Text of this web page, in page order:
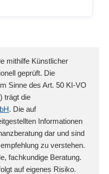
mithilfe Künstlicher
geprüft. Die
Sinne des Art. 50 KI-VO
trägt die
. Die auf
Informationen
dar und sind
zu verstehen.
fachkundige Beratung.
auf eigenes Risiko.